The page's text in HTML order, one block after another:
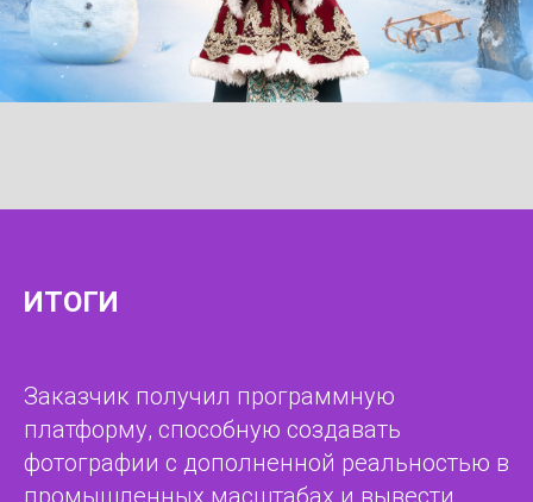
ИТОГИ
Заказчик получил программную
платформу, способную создавать
фотографии с дополненной реальностью в